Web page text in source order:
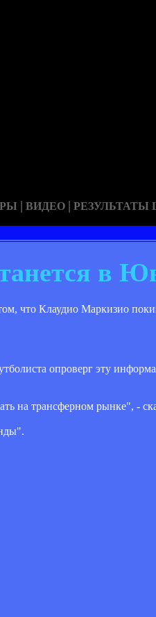
| ВИДЕО | РЕЗУЛЬТАТЫ
в
что Клаудио Маркизио
опроверг эту
на трансферном рынке", -